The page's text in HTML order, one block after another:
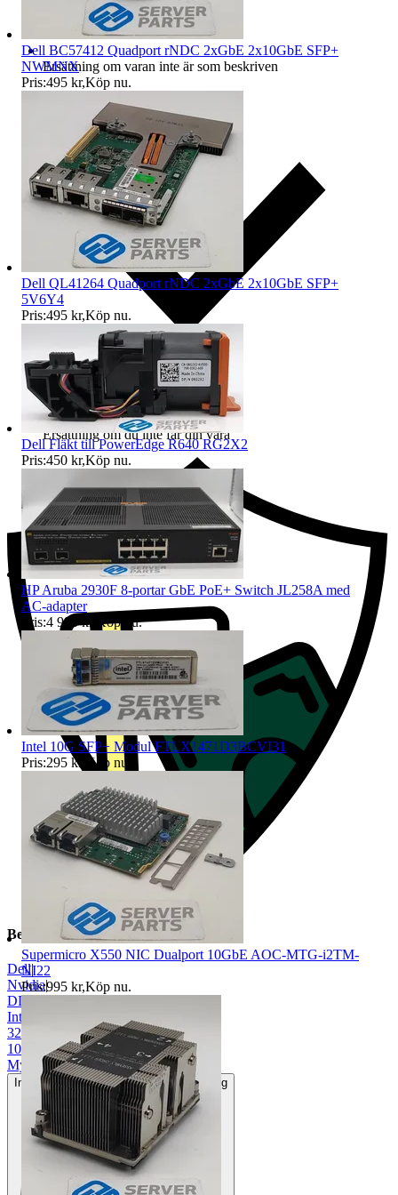
Ersättning om varan inte är som beskriven
Ersättning om du inte får din vara
Beskrivning
Dell|
Nvidia|
DDR5
Intel
32 GB
10"-15"|
Mycket gott skick
Inga eller minimala tecken på användning
Dell BC57412 Quadport rNDC 2xGbE 2x10GbE SFP+
NWMNX
Pris:495 kr,Köp nu.
Dell QL41264 Quadport rNDC 2xGbE 2x10GbE SFP+
5V6Y4
Pris:495 kr,Köp nu.
Dell Fläkt till PowerEdge R640 RG2X2
Pris:450 kr,Köp nu.
HP Aruba 2930F 8-portar GbE PoE+ Switch JL258A med
AC-adapter
Pris:4 995 kr Köp nu.
Intel 10G SFP+ Modul FTLX1471D3BCVI31
Pris:295 kr Köp nu
Supermicro X550 NIC Dualport 10GbE AOC-MTG-i2TM-
NI22
Pris:995 kr,Köp nu.